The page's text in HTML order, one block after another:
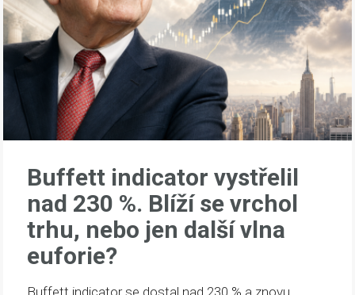
Buffett indicator vystřelil
nad 230 %. Blíží se vrchol
trhu, nebo jen další vlna
euforie?